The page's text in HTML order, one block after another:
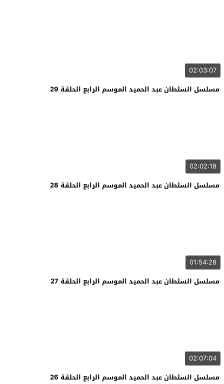
02:03:07
مسلسل السلطان عبد الحميد الموسم الرابع الحلقة 29
02:02:18
مسلسل السلطان عبد الحميد الموسم الرابع الحلقة 28
01:54:28
مسلسل السلطان عبد الحميد الموسم الرابع الحلقة 27
02:07:04
مسلسل السلطان عبد الحميد الموسم الرابع الحلقة 26